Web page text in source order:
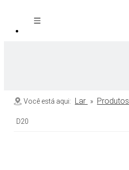
Você está aqui: Lar » Produtos
D20